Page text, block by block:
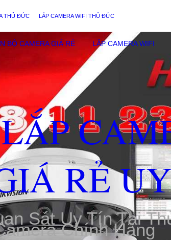
THỦ ĐỨC LẮP CAMERA WIFI THỦ ĐỨC
BỘ CAMERA GIÁ RẺ LẮP CAMERA WIFI
RẺ
Sát Uy Tín Tại
Chính Hãng